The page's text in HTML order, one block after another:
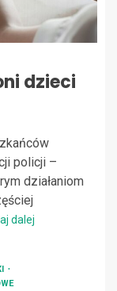
dzieci
policji –
działaniom
dalej